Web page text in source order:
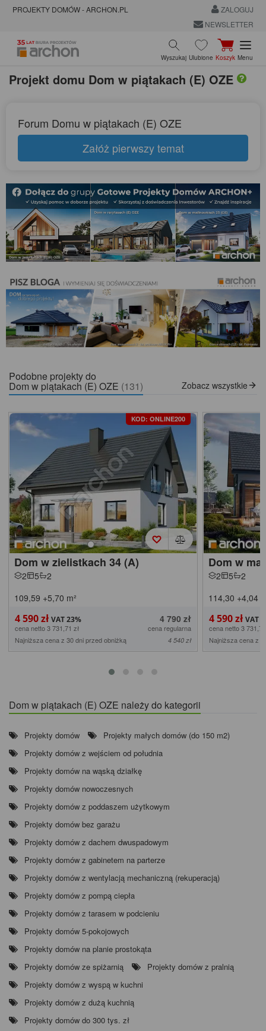
PROJEKTY DOMÓW - ARCHON.PL
ZALOGUJ
NEWSLETTER
Wyszukaj Ulubione Koszyk Menu
Projekt domu Dom w piątakach (E) OZE
Forum Domu w piątakach (E) OZE
Podobne projekty do
Dom w piątakach (E) OZE (131) Zobacz wszystkie
KOD: ONLINE200
Dom w zielistkach 34 (A)
2 5
2
109,59 +5,70 m²
4 590 zł 4 790 zł
cena netto 3 731,71 zł
cena regularna
Najniższa cena z 30 dni przed obniżką
4 540 zł
Dom w
2 5
2
114,30 +4,04
4 590 zł
cena netto 3
Najniższa cena z
Dom w piątakach (E) OZE należy do kategorii
Projekty domów
Projekty małych domów (do 150 m2)
Projekty domów z wejściem od południa
Projekty domów na wąską działkę
Projekty domów nowoczesnych
Projekty domów z poddaszem użytkowym
Projekty domów bez garażu
Projekty domów z dachem dwuspadowym
Projekty domów z gabinetem na parterze
Projekty domów z wentylacją mechaniczną (rekuperacją)
Projekty domów z pompą ciepła
Projekty domów z tarasem w podcieniu
Projekty domów 5-pokojowych
Projekty domów na planie prostokąta
Projekty domów ze spiżarnią
Projekty domów z pralnią
Projekty domów z wyspą w kuchni
Projekty domów z dużą kuchnią
Projekty domów do 300 tys. zł